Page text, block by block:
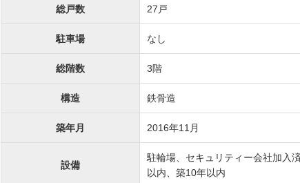
総戸数 27戸
駐車場 なし
総階数 3階
構造 鉄骨造
築年月 2016年11月
設備
駐輪場、セキュリティー会社加入
以内、築10年以内